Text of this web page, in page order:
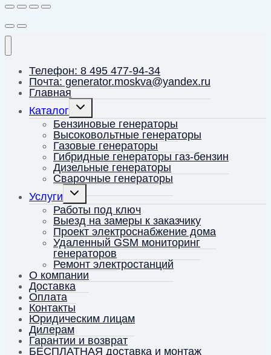
Телефон: 8 495 477-94-34
Почта: generator.moskva@yandex.ru
Главная
Каталог
Переключить
дочернее
меню
Бензиновые генераторы
Высоковольтные генераторы
Газовые генераторы
Гибридные генераторы газ-бензин
Дизельные генераторы
Сварочные генераторы
Услуги
Переключить
дочернее
меню
Работы под ключ
Выезд на замеры к заказчику
Проект электроснабжение дома
Удаленный GSM мониторинг
генераторов
Ремонт электростанций
О компании
Доставка
Оплата
Контакты
Юридическим лицам
Дилерам
Гарантии и возврат
БЕСПЛАТНАЯ доставка и монтаж